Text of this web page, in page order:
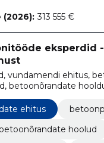
(2026): 313 555 €
eksperdid
vundamendi ehitus,
betoonõrandate
ehitus
hoolud